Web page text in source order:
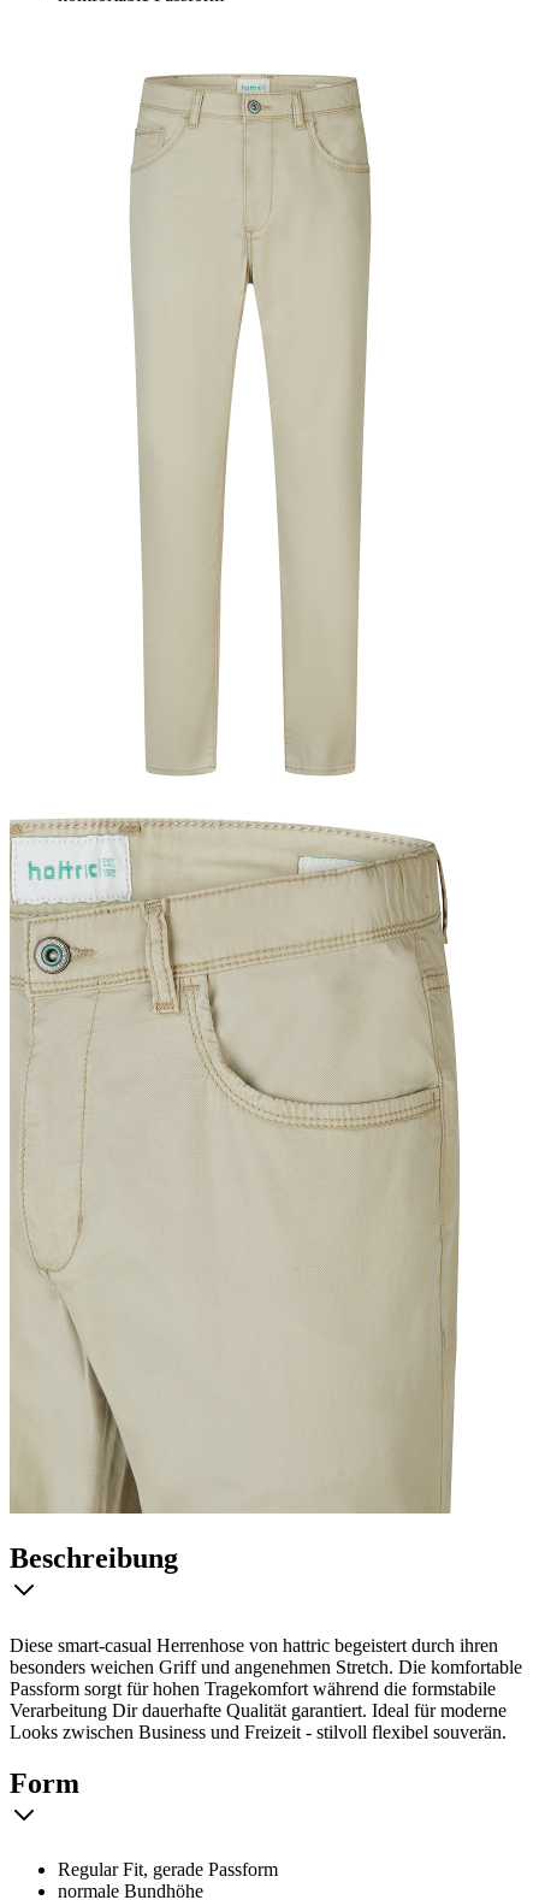
Beschreibung
Diese smart-casual Herrenhose von hattric begeistert durch ihren
besonders weichen Griff und angenehmen Stretch. Die komfortable
Passform sorgt für hohen Tragekomfort während die formstabile
Verarbeitung Dir dauerhafte Qualität garantiert. Ideal für moderne
Looks zwischen Business und Freizeit - stilvoll flexibel souverän.
Form
Regular Fit, gerade Passform
normale Bundhöhe